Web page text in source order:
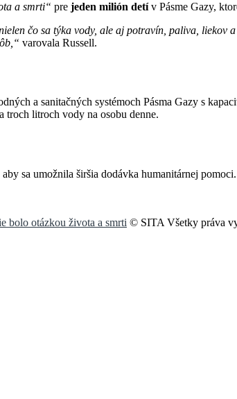
a smrti“ pre jeden milión detív Pásme Gazy,
čo sa týka vody, ale aj potravín, paliva, liekov
varovala Russell.
a sanitačných systémoch Pásma Gazy s
troch litroch vody na osobu denne.
sa umožnila širšia dodávka humanitárnej
bolo otázkou života a smrti © SITA Všetky práva